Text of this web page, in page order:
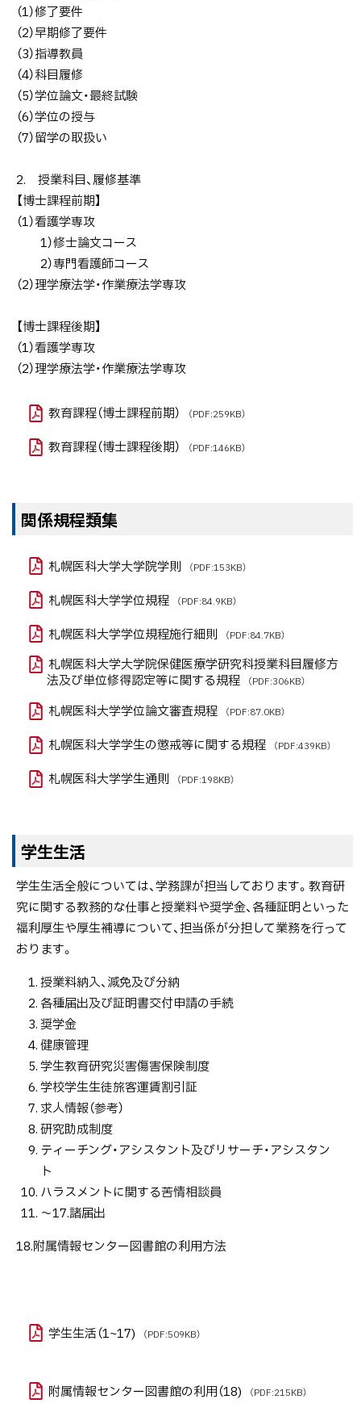
（1）修了要件
（2）早期修了要件
（3）指導教員
（4）科目履修
（5）学位論文・最終試験
（6）学位の授与
（7）留学の取扱い
2. 授業科目、履修基準
【博士課程前期】
（1）看護学専攻
1）修士論文コース
2）専門看護師コース
（2）理学療法学・作業療法学専攻
【博士課程後期】
（1）看護学専攻
（2）理学療法学・作業療法学専攻
教育課程（博士課程前期） （PDF:259KB）
教育課程（博士課程後期） （PDF:146KB）
関係規程類集
札幌医科大学大学院学則 （PDF:153KB）
札幌医科大学学位規程 （PDF:84.9KB）
札幌医科大学学位規程施行細則 （PDF:84.7KB）
札幌医科大学大学院保健医療学研究科授業科目履修方
法及び単位修得認定等に関する規程
（PDF:306KB）
札幌医科大学学位論文審査規程 （PDF:87.0KB）
札幌医科大学学生の懲戒等に関する規程 （PDF:439KB）
札幌医科大学学生通則 （PDF:198KB）
学生生活
学生生活全般については、学務課が担当しております。教育研
究に関する教務的な仕事と授業料や奨学金、各種証明といった
福利厚生や厚生補導について、担当係が分担して業務を行って
おります。
授業料納入、減免及び分納
各種届出及び証明書交付申請の手続
奨学金
健康管理
学生教育研究災害傷害保険制度
学校学生生徒旅客運賃割引証
求人情報（参考）
研究助成制度
ティーチング・アシスタント及びリサーチ・アシスタン
ト
ハラスメントに関する苦情相談員
～17.諸届出
18.附属情報センター図書館の利用方法
学生生活（1~17) （PDF:509KB）
附属情報センター図書館の利用（18) （PDF:215KB）